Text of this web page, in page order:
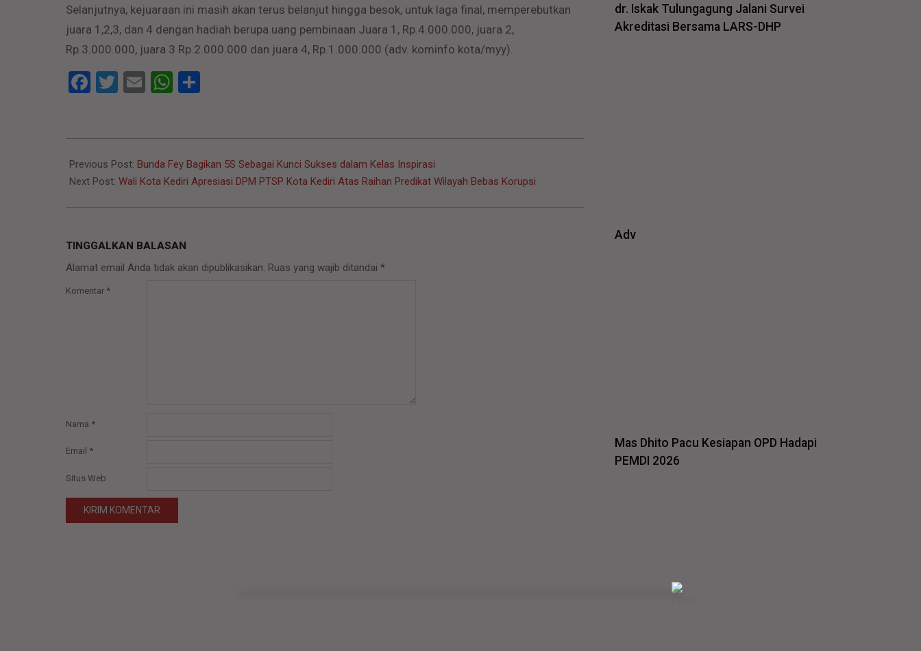
Selanjutnya, kejuaraan ini masih akan terus belanjut hingga besok, untuk laga final, memperebutkan
juara 1,2,3, dan 4 dengan hadiah berupa uang pembinaan Juara 1, Rp.4.000.000, juara 2,
Rp.3.000.000, juara 3 Rp.2.000.000 dan juara 4, Rp.1.000.000 (adv. kominfo kota/myy).
Facebook
Twitter
EmailWhatsApp
12-
07
Previous Post: Bunda Fey Bagikan 5S Sebagai Kunci Sukses dalam Kelas Inspirasi
Next Post:Wali Kota Kediri Apresiasi DPM PTSP Kota Kediri Atas Raihan Predikat Wilayah Bebas Korupsi
TINGGALKAN BALASAN
Alamat email Anda tidak akan dipublikasikan. Ruas yang wajib ditandai*
Komentar *
Nama *
Email *
Situs Web
dr. Iskak Tulungagung Jalani Survei
Akreditasi Bersama LARS-DHP
Adv
Mas Dhito Pacu Kesiapan OPD Hadapi
PEMDI 2026